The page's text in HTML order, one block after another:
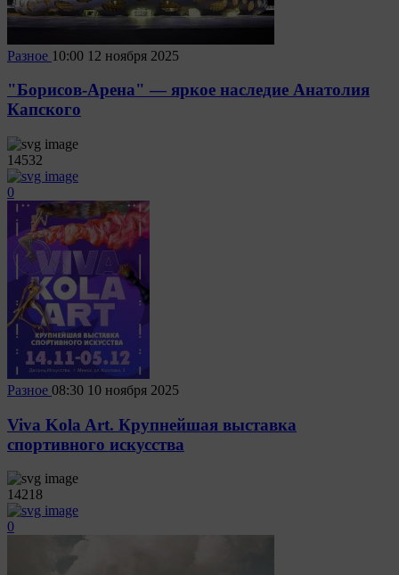
Разное 10:00 12 ноября 2025
"Борисов-Арена" — яркое наследие Анатолия
Капского
14532
0
Разное 08:30 10 ноября 2025
Viva Kola Art. Крупнейшая выставка
спортивного искусства
14218
0